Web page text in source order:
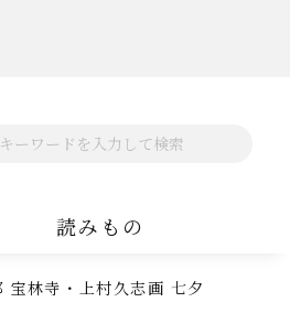
読みもの
林寺・上村久志画 七夕